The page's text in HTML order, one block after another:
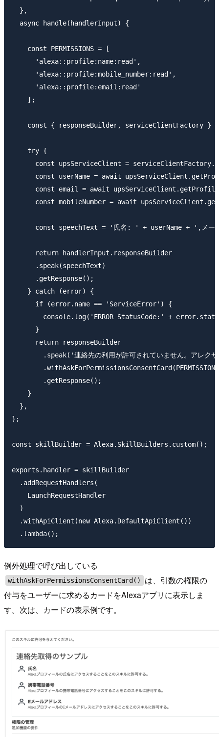
  },
  async handle(handlerInput) {
    const PERMISSIONS = [
      'alexa::profile:name:read',
      'alexa::profile:mobile_number:read',
      'alexa::profile:email:read'
    ];
const { responseBuilder, serviceClientFactory }
    try {
const upsServiceClient =
const userName = await
const email = await
const mobileNumber = await
const speechText = '氏名: ' + userName + ',メー
      return handlerInput.responseBuilder
      .speak(speechText)
      .getResponse();
    } catch (error) {
      if (error.name == 'ServiceError') {
console.log('ERROR StatusCode:' +
      }
      return responseBuilder
.speak('連絡先の利用が許可されていません。アレク
        .getResponse();
    }
  },
};
const skillBuilder = Alexa.SkillBuilders.custom();
exports.handler = skillBuilder
  .addRequestHandlers(
    LaunchRequestHandler
  )
  .withApiClient(new Alexa.DefaultApiClient())
例外処理で呼び出している
withAskForPermissionsConsentCard()
は、引数の権限の
付与をユーザーに求めるカードをAlexaアプリに表示しま
す。次は、カードの表示例です。